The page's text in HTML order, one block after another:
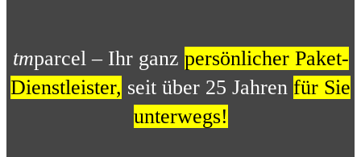
tmparcel – Ihr ganz persönlicher Paket-
Dienstleister, seit über 25 Jahren für Sie
unterwegs!